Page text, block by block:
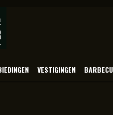
VESTIGINGEN